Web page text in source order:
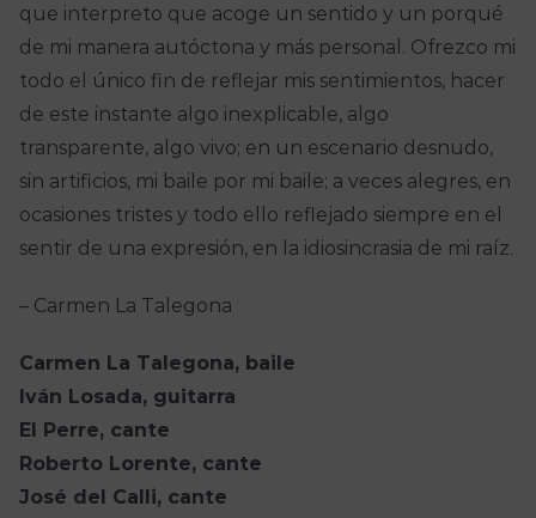
que interpreto que acoge un sentido y un porqué
de mi manera autóctona y más personal. Ofrezco mi
todo el único fin de reflejar mis sentimientos, hacer
de este instante algo inexplicable, algo
transparente, algo vivo; en un escenario desnudo,
sin artificios, mi baile por mi baile; a veces alegres, en
ocasiones tristes y todo ello reflejado siempre en el
sentir de una expresión, en la idiosincrasia de mi raíz.
– Carmen La Talegona
Carmen La Talegona, baile
Iván Losada, guitarra
El Perre, cante
Roberto Lorente, cante
José del Calli, cante